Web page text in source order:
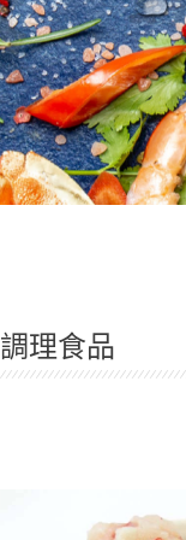
調理食品